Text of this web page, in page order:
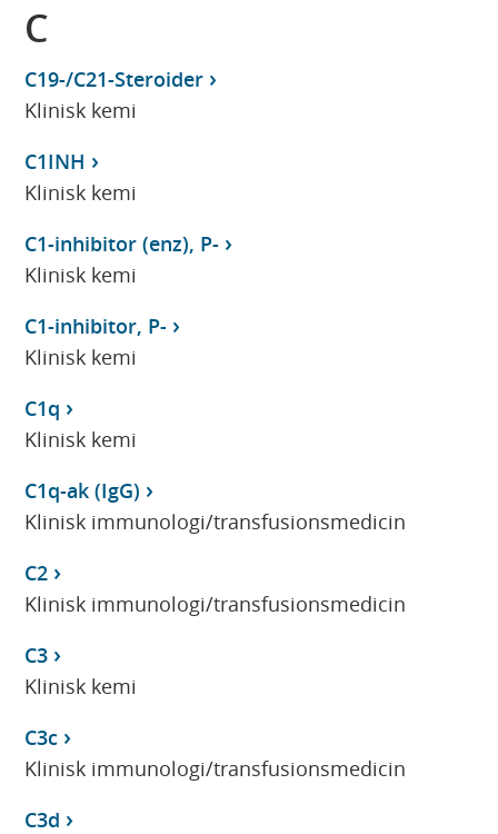
C
C19-/C21-Steroider
Klinisk kemi
C1INH
Klinisk kemi
C1-inhibitor (enz), P-
Klinisk kemi
C1-inhibitor, P-
Klinisk kemi
C1q
Klinisk kemi
C1q-ak (IgG)
Klinisk immunologi/transfusionsmedicin
C2
Klinisk immunologi/transfusionsmedicin
C3
Klinisk kemi
C3c
Klinisk immunologi/transfusionsmedicin
C3d